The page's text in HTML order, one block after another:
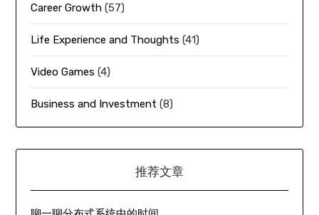
Career Growth (57)
Life Experience and Thoughts (41)
Video Games (4)
Business and Investment (8)
推荐文章